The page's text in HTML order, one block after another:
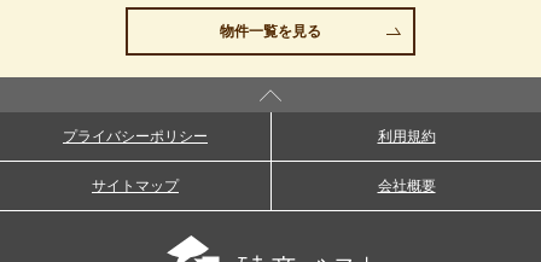
物件一覧を見る
プライバシーポリシー 利用規約
サイトマップ 会社概要